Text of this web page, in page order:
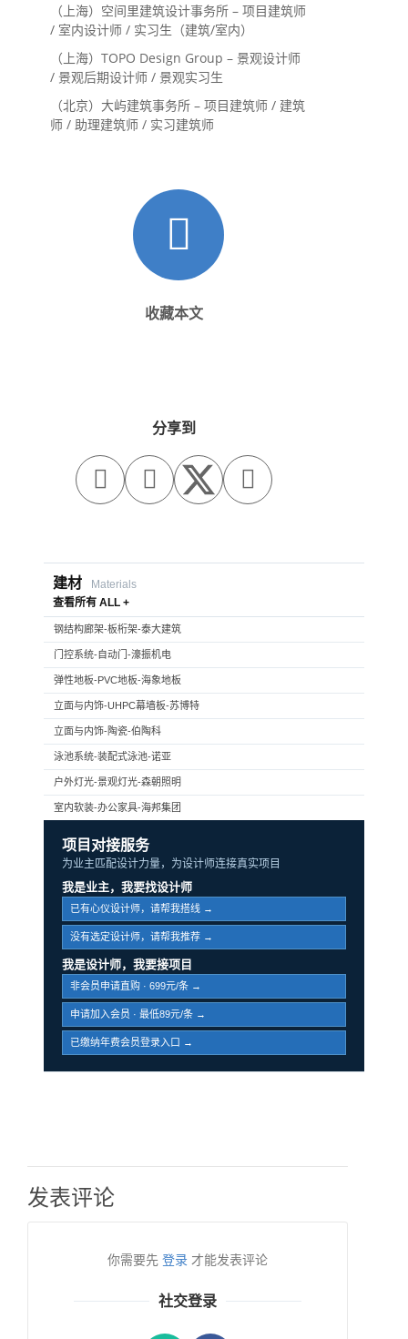
（上海）空间里建筑设计事务所 – 项目建筑师
/ 室内设计师 / 实习生（建筑/室内）
（上海）TOPO Design Group – 景观设计师
/ 景观后期设计师 / 景观实习生
（北京）大屿建筑事务所 – 项目建筑师 / 建筑
师 / 助理建筑师 / 实习建筑师
收藏本文
分享到
  
建材
Materials
查看所有 ALL +
钢结构廊架-板桁架-泰大建筑
门控系统-自动门-濠振机电
弹性地板-PVC地板-海象地板
立面与内饰-UHPC幕墙板-苏博特
立面与内饰-陶瓷-伯陶科
泳池系统-装配式泳池-诺亚
户外灯光-景观灯光-森朝照明
室内软装-办公家具-海邦集团
项目对接服务
为业主匹配设计力量，为设计师连接真实项目
我是业主，我要找设计师
已有心仪设计师，请帮我搭线 →
没有选定设计师，请帮我推荐 →
我是设计师，我要接项目
非会员申请直购 · 699元/条 →
申请加入会员 · 最低89元/条 →
已缴纳年费会员登录入口 →
发表评论
你需要先 登录 才能发表评论
社交登录